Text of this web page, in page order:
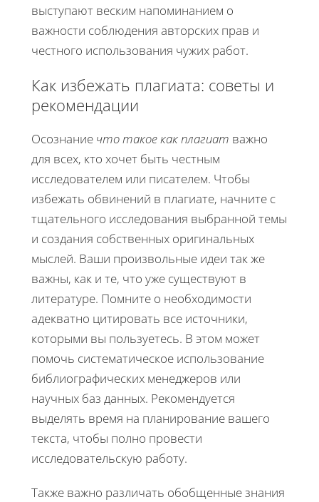
выступают веским напоминанием о
важности соблюдения авторских прав и
честного использования чужих работ.
Как избежать плагиата: советы и
рекомендации
Осознание что такое как плагиат важно
для всех, кто хочет быть честным
исследователем или писателем. Чтобы
избежать обвинений в плагиате, начните с
тщательного исследования выбранной темы
и создания собственных оригинальных
мыслей. Ваши произвольные идеи так же
важны, как и те, что уже существуют в
литературе. Помните о необходимости
адекватно цитировать все источники,
которыми вы пользуетесь. В этом может
помочь систематическое использование
библиографических менеджеров или
научных баз данных. Рекомендуется
выделять время на планирование вашего
текста, чтобы полно провести
исследовательскую работу.
Также важно различать обобщенные знания